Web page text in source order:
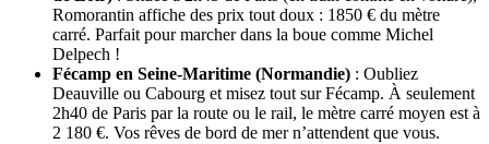
Romorantin affiche des prix tout doux : 1850 € du mètre
carré. Parfait pour marcher dans la boue comme Michel
Delpech !
Fécamp en Seine-Maritime (Normandie) : Oubliez
Deauville ou Cabourg et misez tout sur Fécamp. À seulement
2h40 de Paris par la route ou le rail, le mètre carré moyen est à
2 180 €. Vos rêves de bord de mer n’attendent que vous.